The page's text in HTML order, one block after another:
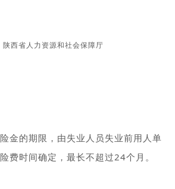
陕西省人力资源和社会保障厅
金的期限，由失业人员失业前用人单
费时间确定， 最长不超过24个月 。